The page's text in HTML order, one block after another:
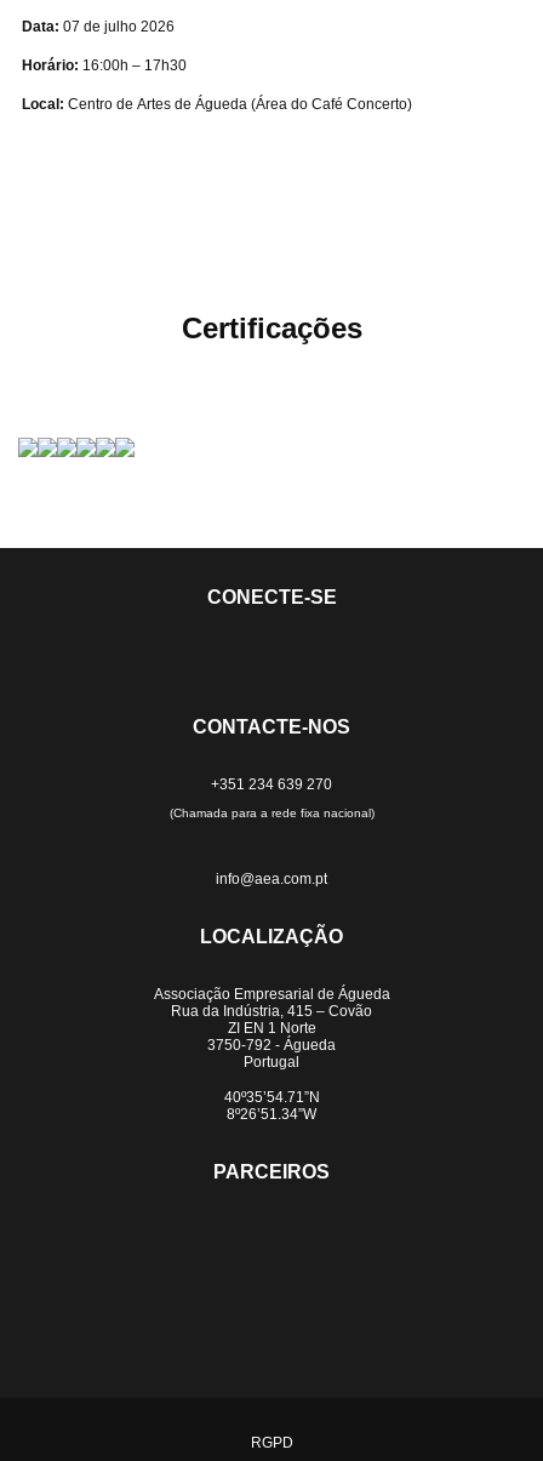
Data: 07 de julho 2026
Horário: 16:00h – 17h30
Local: Centro de Artes de Águeda (Área do Café Concerto)
Certificações
CONECTE-SE
CONTACTE-NOS
+351 234 639 270
(Chamada para a rede fixa nacional)
info@aea.com.pt
LOCALIZAÇÃO
Associação Empresarial de Águeda
Rua da Indústria, 415 – Covão
ZI EN 1 Norte
3750-792 - Águeda
Portugal
40º35’54.71”N
8º26’51.34”W
PARCEIROS
RGPD